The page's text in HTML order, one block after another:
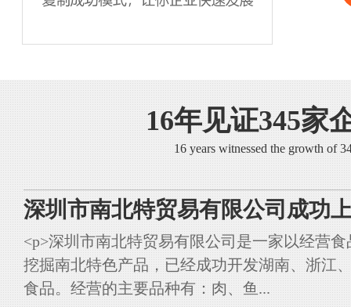
16年见证345家
16 years witnessed the growth of
深圳市南北特贸易有限公司成功
<p>深圳市南北特贸易有限公司是一家以经营
挖掘南北特色产品，已经成功开发湖南、浙江
食品。经营的主要品种有：肉、鱼...